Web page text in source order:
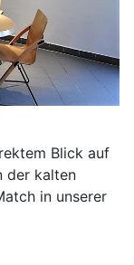
Blick auf
der kalten
in unserer